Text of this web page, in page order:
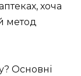
хоча
метод
Основні